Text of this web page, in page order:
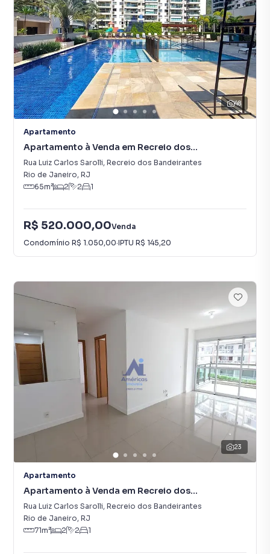
48
Apartamento
Apartamento à Venda em Recreio dos
Bandeirantes
Rua Luiz Carlos Sarolli, Recreio dos Bandeirantes
Rio de Janeiro, RJ
65m² 2 2 1
R$ 520.000,00Venda
Condomínio R$ 1.050,00·IPTU R$ 145,20
23
Apartamento
Apartamento à Venda em Recreio dos
Bandeirantes
Rua Luiz Carlos Sarolli, Recreio dos Bandeirantes
Rio de Janeiro, RJ
71m² 2 2 1